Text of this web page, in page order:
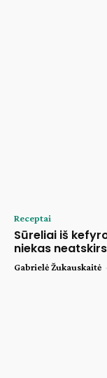
Receptai
Sūreliai iš
niekas neatskirs
Gabrielė Žukauskaitė -